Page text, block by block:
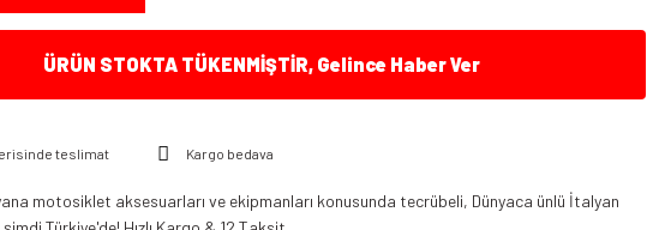
ÜRÜN STOKTA TÜKENMİŞTİR, Gelince Haber Ver
teslimat Kargo bedava
yana motosiklet aksesuarları ve ekipmanları konusunda tecrübeli, Dünyaca ünlü İtalyan